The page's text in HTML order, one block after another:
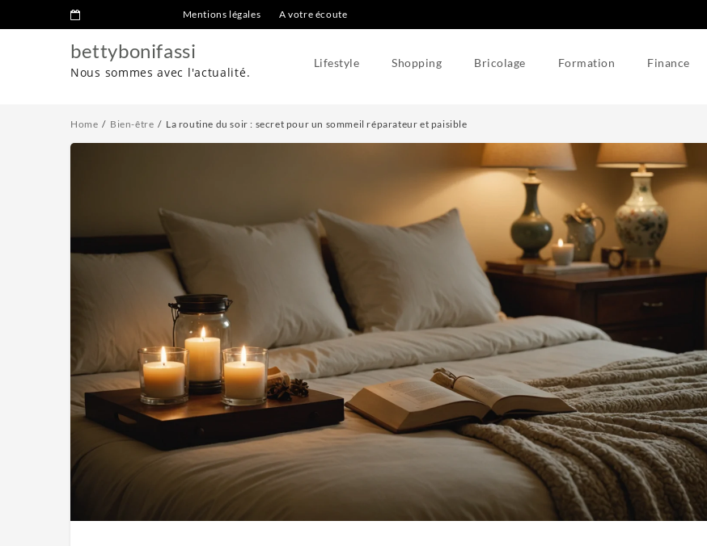
Mentions légales A votre écoute
bettybonifassi
Nous sommes avec l'actualité.
Lifestyle Shopping Bricolage Formation Finance
Home Bien-être La routine du soir : secret pour un sommeil réparateur et paisible